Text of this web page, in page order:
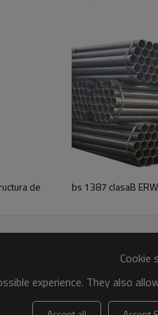
templado Tubo de acero
De la máxima calidady
cualquier forma
al carbono soldadosestán
fuerte capacidad de
de
bs 1387 clasaB
Cookie
experience. They also